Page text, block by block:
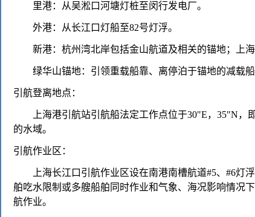
里港：从吴淞口河塘灯桩至闵行发电厂。
外港：从长江口灯船至82号灯浮。
新港：杭州湾北岸包括金山航道及相关的锚地；上海
绿华山锚地：引领重载船靠、离停泊于锚地的减载船
引航登离地点：
上海港引航站引航船法定工作点位于30"E，35"N，即
的水域。
引航作业区：
上海长江口引航作业区设在南港南槽航道#5、#6灯
舶吃水限制或多艘船舶同时作业和气象、海况影响情况
航作业。